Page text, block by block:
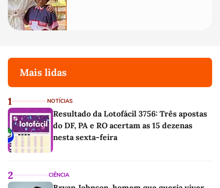
Mais lidas
1 NOTÍCIAS
Resultado da Lotofácil 3756: Três apostas
do DF, PA e RO acertam as 15 dezenas
nesta sexta-feira
2 CIÊNCIA